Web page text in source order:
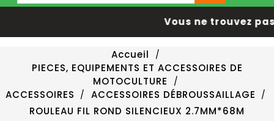
Vous ne trouvez
Accueil
PIECES, EQUIPEMENTS ET ACCESSOIRES DE
MOTOCULTURE
ACCESSOIRES
ACCESSOIRES DÉBROUSSAILLAGE
ROULEAU FIL ROND SILENCIEUX 2.7MM*68M